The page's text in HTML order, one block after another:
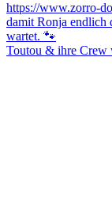
Toutou & ihre Crew